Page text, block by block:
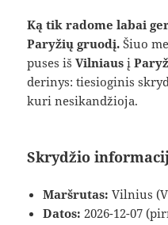
Ką tik radome labai
Paryžių gruodį. Šiuo
puses išVilniaus į
derinys: tiesioginis
kuri nesikandžioja.
Skrydžio
Maršrutas: Vilnius
Datos: 2026-12-07